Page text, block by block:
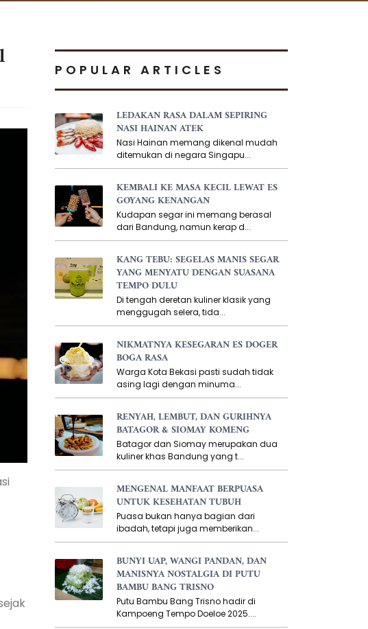
POPULAR ARTICLES
LEDAKAN RASA DALAM SEPIRING
NASI HAINAN ATEK
Nasi Hainan memang dikenal mudah
ditemukan di negara Singapu...
KEMBALI KE MASA KECIL LEWAT ES
GOYANG KENANGAN
Kudapan segar ini memang berasal
dari Bandung, namun kerap d...
KANG TEBU: SEGELAS MANIS SEGAR
YANG MENYATU DENGAN SUASANA
TEMPO DULU
Di tengah deretan kuliner klasik yang
menggugah selera, tida...
NIKMATNYA KESEGARAN ES DOGER
BOGA RASA
Warga Kota Bekasi pasti sudah tidak
asing lagi dengan minuma...
RENYAH, LEMBUT, DAN GURIHNYA
BATAGOR & SIOMAY KOMENG
Batagor dan Siomay merupakan dua
kuliner khas Bandung yang t...
MENGENAL MANFAAT BERPUASA
UNTUK KESEHATAN TUBUH
Puasa bukan hanya bagian dari
ibadah, tetapi juga memberikan...
BUNYI UAP, WANGI PANDAN, DAN
MANISNYA NOSTALGIA DI PUTU
BAMBU BANG TRISNO
Putu Bambu Bang Trisno hadir di
Kampoeng Tempo Doeloe 2025....